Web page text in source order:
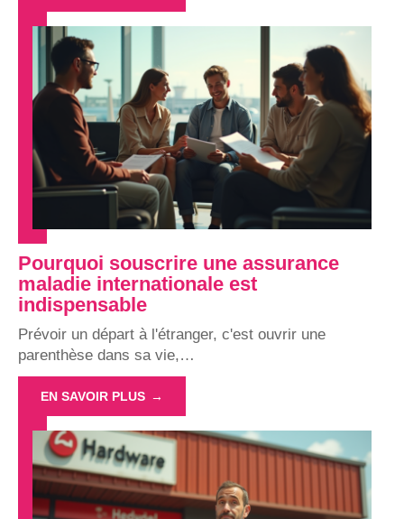
Pourquoi souscrire une assurance
maladie internationale est
indispensable
Prévoir un départ à l'étranger, c'est ouvrir une
parenthèse dans sa vie,…
EN SAVOIR PLUS